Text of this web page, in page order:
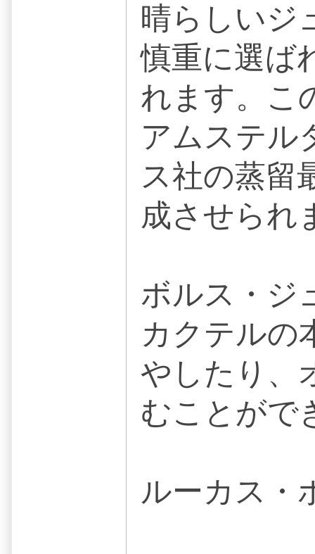
晴らしいジ
慎重に選ば
れます。こ
アムステル
ス社の蒸留
成させられ
ボルス・ジ
カクテルの
やしたり、
むことがで
ルーカス・